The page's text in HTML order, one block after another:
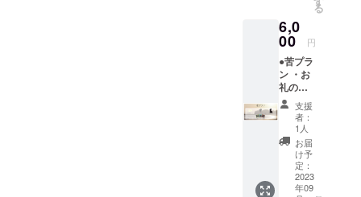
い。）
・ミニ
ポス
ター
クネー
ム可）
をご記
入くだ
さい。
第三者
を特定
する名
前や公
序良俗
に反す
るお名
前は掲
載いた
る
6,0
00 円
●苦プラ
ン ・お
礼の
メール
・エン
ドロー
ルクレ
ジット
(小)
（ご支
援時、
支援
者：
1人
お届
け予
定：
2023
年09